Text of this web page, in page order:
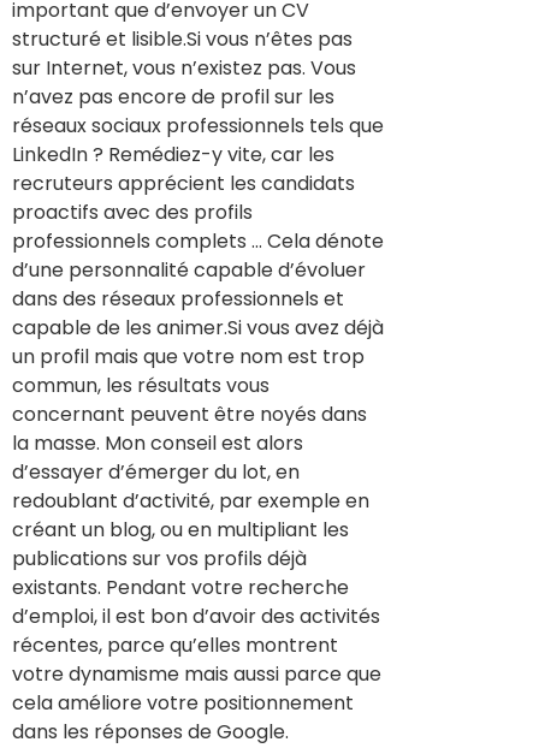
important que d’envoyer un CV
structuré et lisible.Si vous n’êtes pas
sur Internet, vous n’existez pas. Vous
n’avez pas encore de profil sur les
réseaux sociaux professionnels tels que
LinkedIn ? Remédiez-y vite, car les
recruteurs apprécient les candidats
proactifs avec des profils
professionnels complets … Cela dénote
d’une personnalité capable d’évoluer
dans des réseaux professionnels et
capable de les animer.Si vous avez déjà
un profil mais que votre nom est trop
commun, les résultats vous
concernant peuvent être noyés dans
la masse. Mon conseil est alors
d’essayer d’émerger du lot, en
redoublant d’activité, par exemple en
créant un blog, ou en multipliant les
publications sur vos profils déjà
existants. Pendant votre recherche
d’emploi, il est bon d’avoir des activités
récentes, parce qu’elles montrent
votre dynamisme mais aussi parce que
cela améliore votre positionnement
dans les réponses de Google.